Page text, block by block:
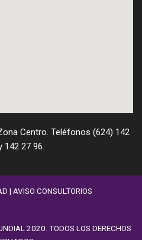
Centro. Teléfonos (624) 142
142 27 96.
| AVISO CONSULTORIOS
2020. TODOS LOS DERECHOS